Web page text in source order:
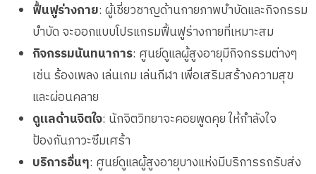
ฟื้นฟูร่างกาย: ผู้เชี่ยวชาญด้านกายภาพบำบัดและกิจกรรม
บำบัด จะออกแบบโปรแกรมฟื้นฟูร่างกายที่เหมาะสม
กิจกรรมนันทนาการ: ศูนย์ดูแลผู้สูงอายุมีกิจกรรมต่างๆ
เช่น ร้องเพลง เล่นเกม เล่นกีฬา เพื่อเสริมสร้างความสุข
และผ่อนคลาย
ดูแลด้านจิตใจ: นักจิตวิทยาจะคอยพูดคุย ให้กำลังใจ
ป้องกันภาวะซึมเศร้า
บริการอื่นๆ: ศูนย์ดูแลผู้สูงอายุบางแห่งมีบริการรถรับส่ง